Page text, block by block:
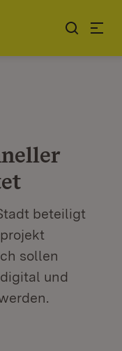
beteiligt
sollen
und